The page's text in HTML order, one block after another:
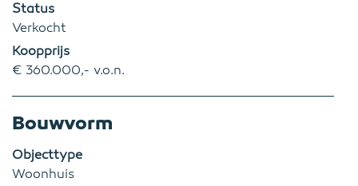
Status
Verkocht
Koopprijs
€ 360.000,- v.o.n.
Bouwvorm
Objecttype
Woonhuis